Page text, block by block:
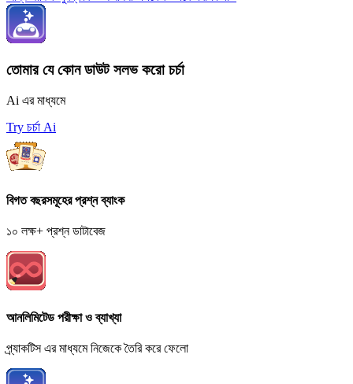
তোমার যে কোন ডাউট সলভ করো চর্চা
Ai এর মাধ্যমে
Try চর্চা Ai
বিগত বছরসমূহের প্রশ্ন ব্যাংক
১০ লক্ষ+ প্রশ্ন ডাটাবেজ
আনলিমিটেড পরীক্ষা ও ব্যাখ্যা
প্র্যাকটিস এর মাধ্যমে নিজেকে তৈরি করে ফেলো